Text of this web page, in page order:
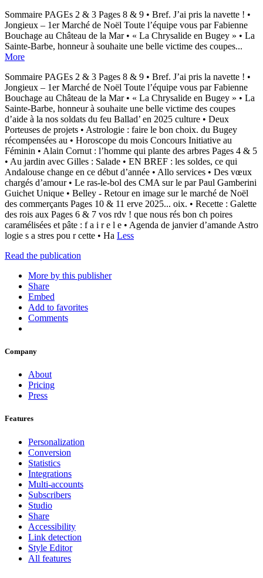
Sommaire PAGEs 2 & 3 Pages 8 & 9 • Bref. J’ai pris la navette ! •
Jongieux – 1er Marché de Noël Toute l’équipe vous par Fabienne
Bouchage au Château de la Mar • « La Chrysalide en Bugey » • La
Sainte-Barbe, honneur à souhaite une belle victime des coupes...
More
Sommaire PAGEs 2 & 3 Pages 8 & 9 • Bref. J’ai pris la navette ! •
Jongieux – 1er Marché de Noël Toute l’équipe vous par Fabienne
Bouchage au Château de la Mar • « La Chrysalide en Bugey » • La
Sainte-Barbe, honneur à souhaite une belle victime des coupes
d’aide à la nos soldats du feu Ballad’ en 2025 culture • Deux
Porteuses de projets • Astrologie : faire le bon choix. du Bugey
récompensées au • Horoscope du mois Concours Initiative au
Féminin • Alain Cornut : l’homme qui plante des arbres Pages 4 & 5
• Au jardin avec Gilles : Salade • EN BREF : les soldes, ce qui
Andalouse change en ce début d’année • Allo services • Des vœux
chargés d’amour • Le ras-le-bol des CMA sur le par Paul Gamberini
Guichet Unique • Belley - Retour en image sur le marché de Noël
des commerçants Pages 10 & 11 erve 2025... oix. • Recette : Galette
des rois aux Pages 6 & 7 vos rdv ! que nous rés bon ch poires
caramélisées et pâte : f a i r e l e • Agenda de janvier d’amande Astro
logie s a stres pou r cette • Ha Less
Read the publication
More by this publisher
Share
Embed
Add to favorites
Comments
Company
About
Pricing
Press
Features
Personalization
Conversion
Statistics
Integrations
Multi-accounts
Subscribers
Studio
Share
Accessibility
Link detection
Style Editor
All features